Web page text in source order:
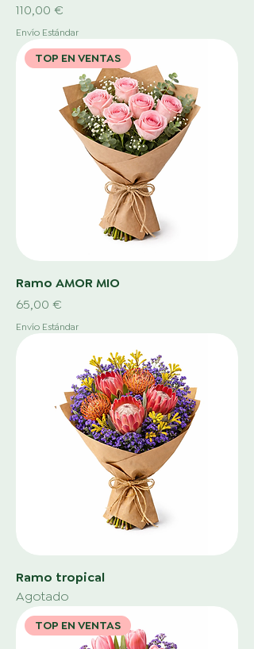
Precio
110,00 €
Envío Estándar
TOP EN VENTAS
Ramo AMOR MIO
Precio
65,00 €
Envío Estándar
Ramo tropical
Agotado
TOP EN VENTAS